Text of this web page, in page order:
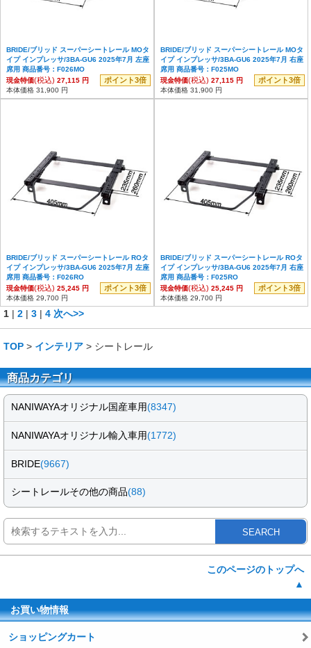
BRIDE/ブリッド スーパーシートレール MOタ
イプ インプレッサ/3BA-GU6 2025年7月 左座
席用 商品番号：F026MO
現金特価(税込) 27,115 円 ポイント3倍
本体価格 31,900 円
BRIDE/ブリッド スーパーシートレール MOタ
イプ インプレッサ/3BA-GU6 2025年7月 右座
席用 商品番号：F025MO
現金特価(税込) 27,115 円 ポイント3倍
本体価格 31,900 円
BRIDE/ブリッド スーパーシートレール ROタ
イプ インプレッサ/3BA-GU6 2025年7月 左座
席用 商品番号：F026RO
現金特価(税込) 25,245 円 ポイント3倍
本体価格 29,700 円
BRIDE/ブリッド スーパーシートレール ROタ
イプ インプレッサ/3BA-GU6 2025年7月 右座
席用 商品番号：F025RO
現金特価(税込) 25,245 円 ポイント3倍
本体価格 29,700 円
1 | 2 | 3 | 4 次へ>>
TOP > インテリア > シートレール
商品カテゴリ
NANIWAYAオリジナル国産車用(8347)
NANIWAYAオリジナル輸入車用(1772)
BRIDE(9667)
シートレールその他の商品(88)
SEARCH
このページのトップへ
▲
お買い物情報
ショッピングカート